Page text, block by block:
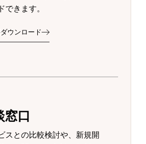
できます。
ウンロード
窓口
スとの比較検討や、新規開